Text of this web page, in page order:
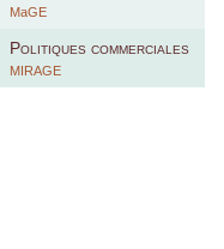
MaGE
Politiques commerciales
MIRAGE